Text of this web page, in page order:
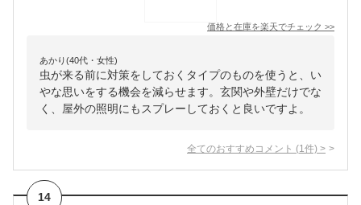
価格と在庫を楽天でチェック >>
あかり(40代・女性)
虫が来る前に対策をしておくタイプのものを使うと、い
やな思いをする機会を減らせます。玄関や外壁だけでな
く、屋外の照明にもスプレーしておくと良いですよ。
全てのおすすめコメント (1 件) >
14